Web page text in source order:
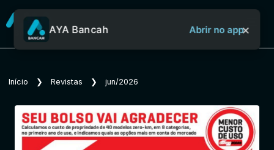
Sobre o Aya Bancah
Início
AYA Bancah Abrir no app×
Início ❯ Revistas ❯ jun/2026